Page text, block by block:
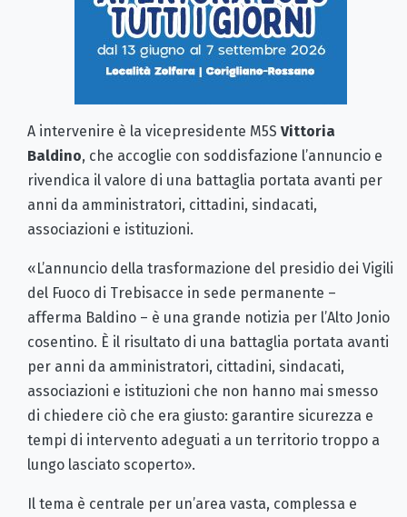
A intervenire è la vicepresidente M5S Vittoria
Baldino, che accoglie con soddisfazione l’annuncio e
rivendica il valore di una battaglia portata avanti per
anni da amministratori, cittadini, sindacati,
associazioni e istituzioni.
«L’annuncio della trasformazione del presidio dei Vigili
del Fuoco di Trebisacce in sede permanente –
afferma Baldino – è una grande notizia per l’Alto Jonio
cosentino. È il risultato di una battaglia portata avanti
per anni da amministratori, cittadini, sindacati,
associazioni e istituzioni che non hanno mai smesso
di chiedere ciò che era giusto: garantire sicurezza e
tempi di intervento adeguati a un territorio troppo a
lungo lasciato scoperto».
Il tema è centrale per un’area vasta, complessa e